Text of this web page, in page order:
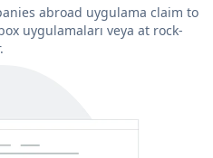
abroad uygulama claim to
uygulamaları veya at rock-